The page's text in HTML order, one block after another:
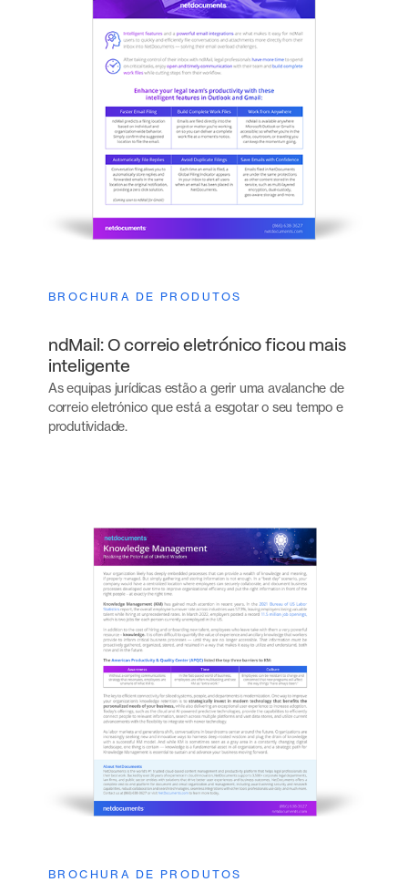
BROCHURA DE PRODUTOS
ndMail: O correio eletrónico ficou mais
inteligente
As equipas jurídicas estão a gerir uma avalanche de
correio eletrónico que está a esgotar o seu tempo e
produtividade.
BROCHURA DE PRODUTOS